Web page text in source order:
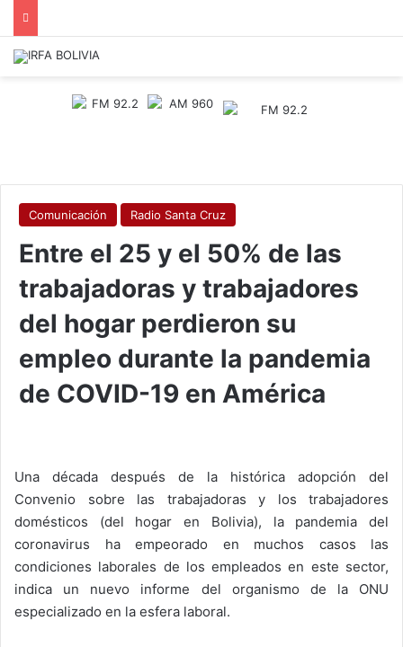
Comunicación Radio Santa Cruz
Entre el 25 y el 50% de las
trabajadoras y trabajadores
del hogar perdieron su
empleo durante la pandemia
de COVID-19 en América
Una década después de la histórica adopción del
Convenio sobre las trabajadoras y los trabajadores
domésticos (del hogar en Bolivia), la pandemia del
coronavirus ha empeorado en muchos casos las
condiciones laborales de los empleados en este sector,
indica un nuevo informe del organismo de la ONU
especializado en la esfera laboral.